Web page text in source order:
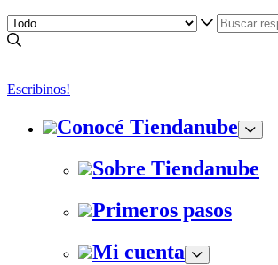
Escribinos!
Conocé Tiendanube
Sobre Tiendanube
Primeros pasos
Mi cuenta